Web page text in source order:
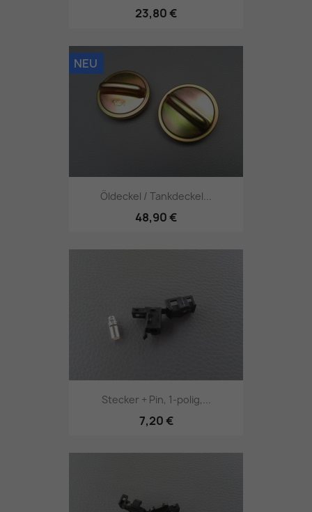
23,80 €
Öldeckel / Tankdeckel...
48,90 €
NEU
Stecker + Pin, 1-polig,...
7,20 €